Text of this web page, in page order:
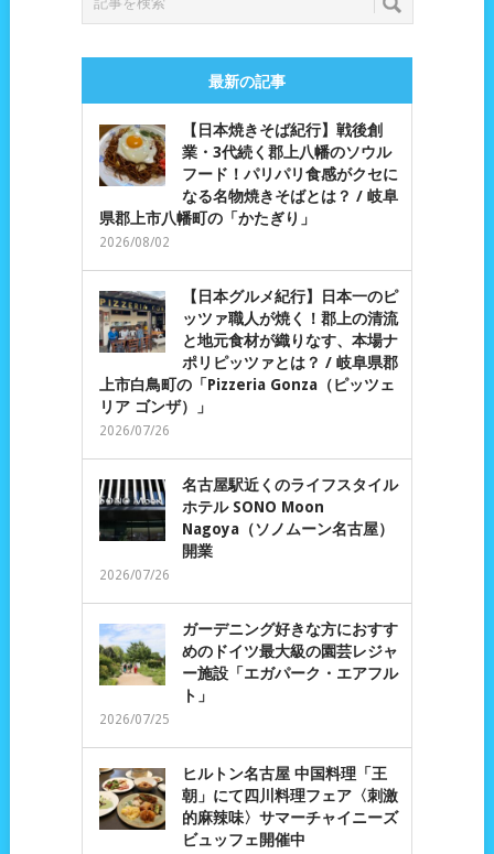
最新の記事
【日本焼きそば紀行】戦後創
業・3代続く郡上八幡のソウル
フード！パリパリ食感がクセに
なる名物焼きそばとは？ / 岐阜
県郡上市八幡町の「かたぎり」
2026/08/02
【日本グルメ紀行】日本一のピ
ッツァ職人が焼く！郡上の清流
と地元食材が織りなす、本場ナ
ポリピッツァとは？ / 岐阜県郡
上市白鳥町の「Pizzeria Gonza（ピッツェ
リア ゴンザ）」
2026/07/26
名古屋駅近くのライフスタイル
ホテル SONO Moon
Nagoya（ソノムーン名古屋）
開業
2026/07/26
ガーデニング好きな方におすす
めのドイツ最大級の園芸レジャ
ー施設「エガパーク・エアフル
ト」
2026/07/25
ヒルトン名古屋 中国料理「王
朝」にて四川料理フェア〈刺激
的麻辣味〉サマーチャイニーズ
ビュッフェ開催中